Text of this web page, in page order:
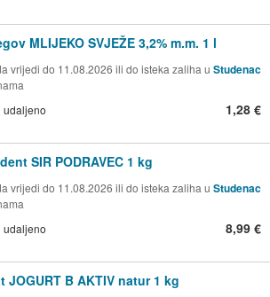
MLIJEKO SVJEŽE 3,2% m.m. 1 l
vrijedi do 11.08.2026 ili do isteka zaliha u Studenac
udaljeno 1,28 €
SIR PODRAVEC 1 kg
vrijedi do 11.08.2026 ili do isteka zaliha u Studenac
udaljeno 8,99 €
JOGURT B AKTIV natur 1 kg